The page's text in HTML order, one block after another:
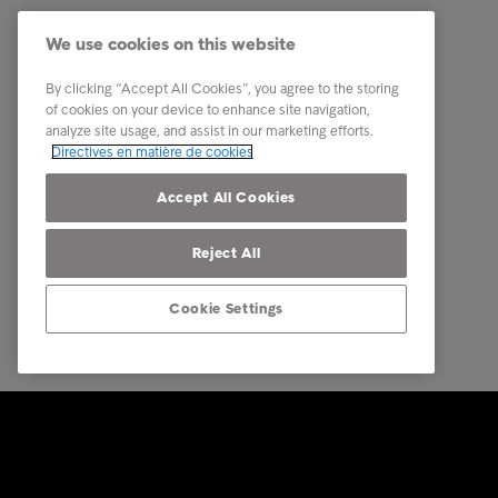
Nos services
Industries
Etudes & Références
Our locations
Contact
Carrière
We use cookies on this website
By clicking “Accept All Cookies”, you agree to the storing
of cookies on your device to enhance site navigation,
analyze site usage, and assist in our marketing efforts.
Directives en matière de cookies
Accept All Cookies
Reject All
Cookie Settings